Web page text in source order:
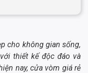
cho không gian sống,
thiết kế độc đáo và
nay, cửa vòm giá rẻ